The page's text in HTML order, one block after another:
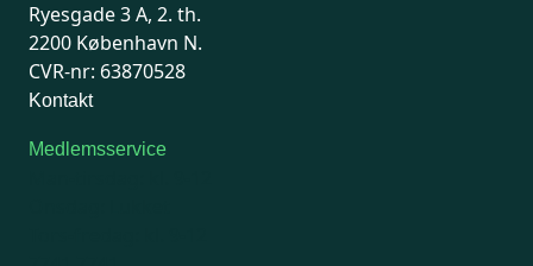
Ryesgade 3 A, 2. th.
2200 København N.
CVR-nr: 63870528
Kontakt
Medlemsservice